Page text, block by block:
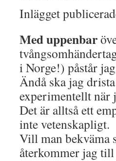
Inlägget
Med uppenbar
i Norge!) påstår
Ändå ska jag
experimentellt när
Det är alltså ett
inte vetenskapligt.
Vill man bekväma
återkommer jag